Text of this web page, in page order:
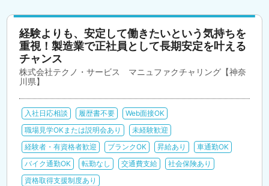
経験よりも、安定して働きたいという気持ちを
重視！製造業で正社員として長期安定を叶える
チャンス
株式会社テクノ・サービス マニュファクチャリング【神奈
川県】
入社日応相談 履歴書不要
Web面接OK
職場見学OKまたは説明会あり
未経験歓迎
経験者・有資格者歓迎
ブランクOK 昇給あり
車通勤OK
バイク通勤OK
転勤なし 交通費支給
社会保険あり
資格取得支援制度あり